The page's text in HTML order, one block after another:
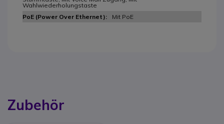
Wahlwiederholungstaste
Mit PoE
Zubehör